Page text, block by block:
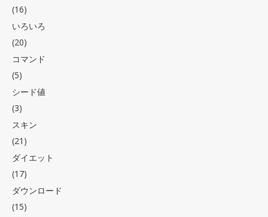
(16)
いろいろ
(20)
コマンド
(5)
シード値
(3)
スキン
(21)
ダイエット
(17)
ダウンロード
(15)